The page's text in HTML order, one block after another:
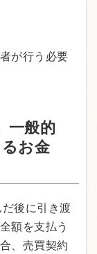
が行う必要
一般的
お金
後に引き渡
額を支払う
、売買契約